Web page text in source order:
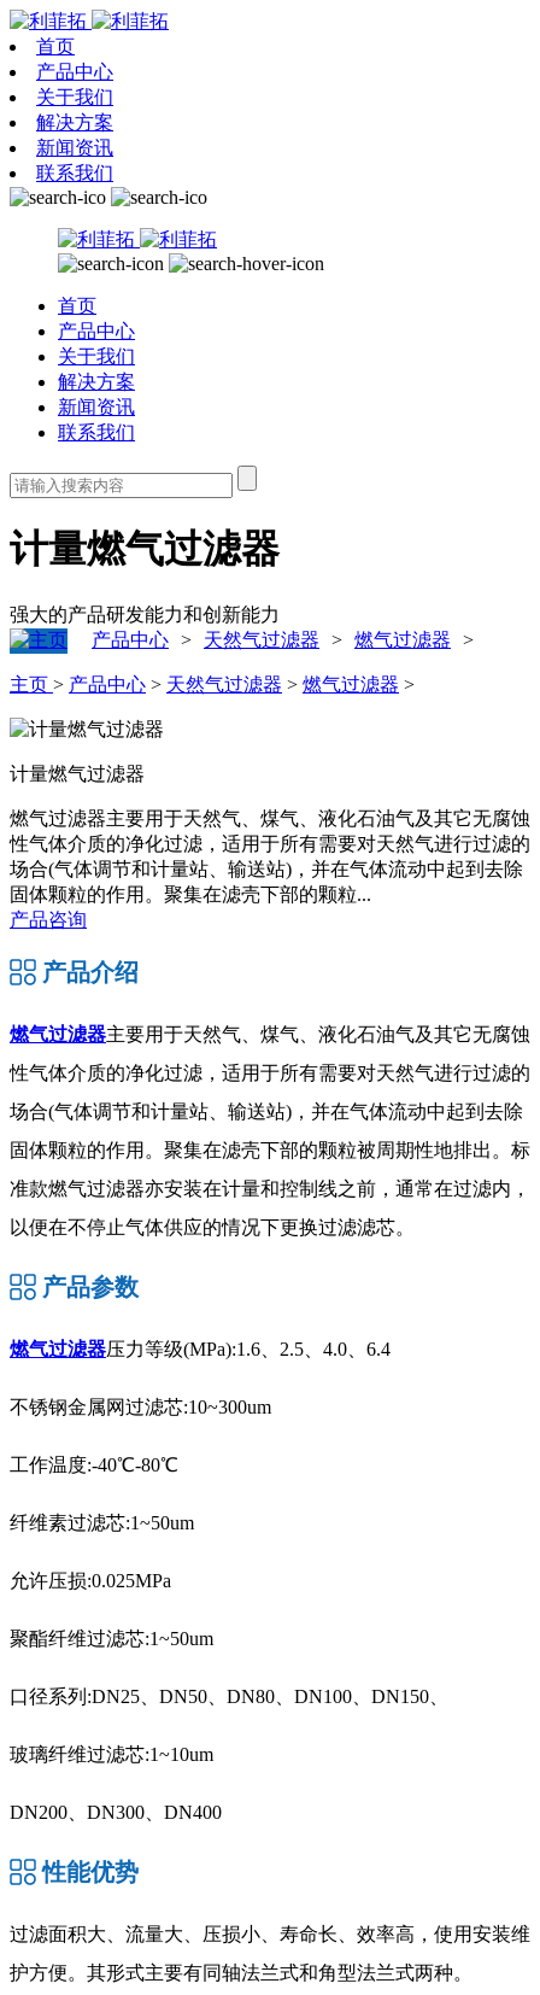
首页
产品中心
关于我们
解决方案
新闻资讯
联系我们
首页
产品中心
关于我们
解决方案
新闻资讯
联系我们
计量燃气过滤器
强大的产品研发能力和创新能力
产品中心 > 天然气过滤器 > 燃气过滤器 >
主页 > 产品中心 > 天然气过滤器 > 燃气过滤器 >
计量燃气过滤器
燃气过滤器主要用于天然气、煤气、液化石油气及其它无腐蚀
性气体介质的净化过滤，适用于所有需要对天然气进行过滤的
场合(气体调节和计量站、输送站)，并在气体流动中起到去除
固体颗粒的作用。聚集在滤壳下部的颗粒...
产品咨询
产品介绍
燃气过滤器主要用于天然气、煤气、液化石油气及其它无腐蚀
性气体介质的净化过滤，适用于所有需要对天然气进行过滤的
场合(气体调节和计量站、输送站)，并在气体流动中起到去除
固体颗粒的作用。聚集在滤壳下部的颗粒被周期性地排出。标
准款燃气过滤器亦安装在计量和控制线之前，通常在过滤内，
以便在不停止气体供应的情况下更换过滤滤芯。
产品参数
燃气过滤器压力等级(MPa):1.6、2.5、4.0、6.4
不锈钢金属网过滤芯:10~300um
工作温度:-40℃-80℃
纤维素过滤芯:1~50um
允许压损:0.025MPa
聚酯纤维过滤芯:1~50um
口径系列:DN25、DN50、DN80、DN100、DN150、
玻璃纤维过滤芯:1~10um
DN200、DN300、DN400
性能优势
过滤面积大、流量大、压损小、寿命长、效率高，使用安装维
护方便。其形式主要有同轴法兰式和角型法兰式两种。